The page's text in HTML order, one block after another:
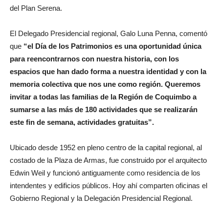
del Plan Serena.
El Delegado Presidencial regional, Galo Luna Penna, comentó
que “el Día de los Patrimonios es una oportunidad única
para reencontrarnos con nuestra historia, con los
espacios que han dado forma a nuestra identidad y con la
memoria colectiva que nos une como región. Queremos
invitar a todas las familias de la Región de Coquimbo a
sumarse a las más de 180 actividades que se realizarán
este fin de semana, actividades gratuitas”.
Ubicado desde 1952 en pleno centro de la capital regional, al
costado de la Plaza de Armas, fue construido por el arquitecto
Edwin Weil y funcionó antiguamente como residencia de los
intendentes y edificios públicos. Hoy ahí comparten oficinas el
Gobierno Regional y la Delegación Presidencial Regional.